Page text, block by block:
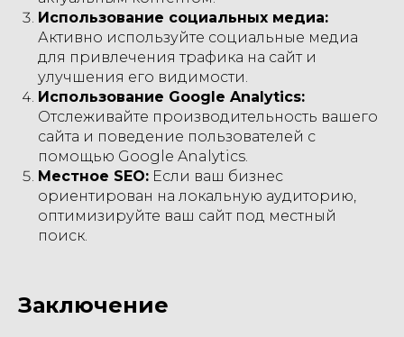
Использование социальных медиа:
Активно используйте социальные медиа
для привлечения трафика на сайт и
улучшения его видимости.
Использование Google Analytics:
Отслеживайте производительность вашего
сайта и поведение пользователей с
помощью Google Analytics.
Местное SEO: Если ваш бизнес
ориентирован на локальную аудиторию,
оптимизируйте ваш сайт под местный
поиск.
Заключение